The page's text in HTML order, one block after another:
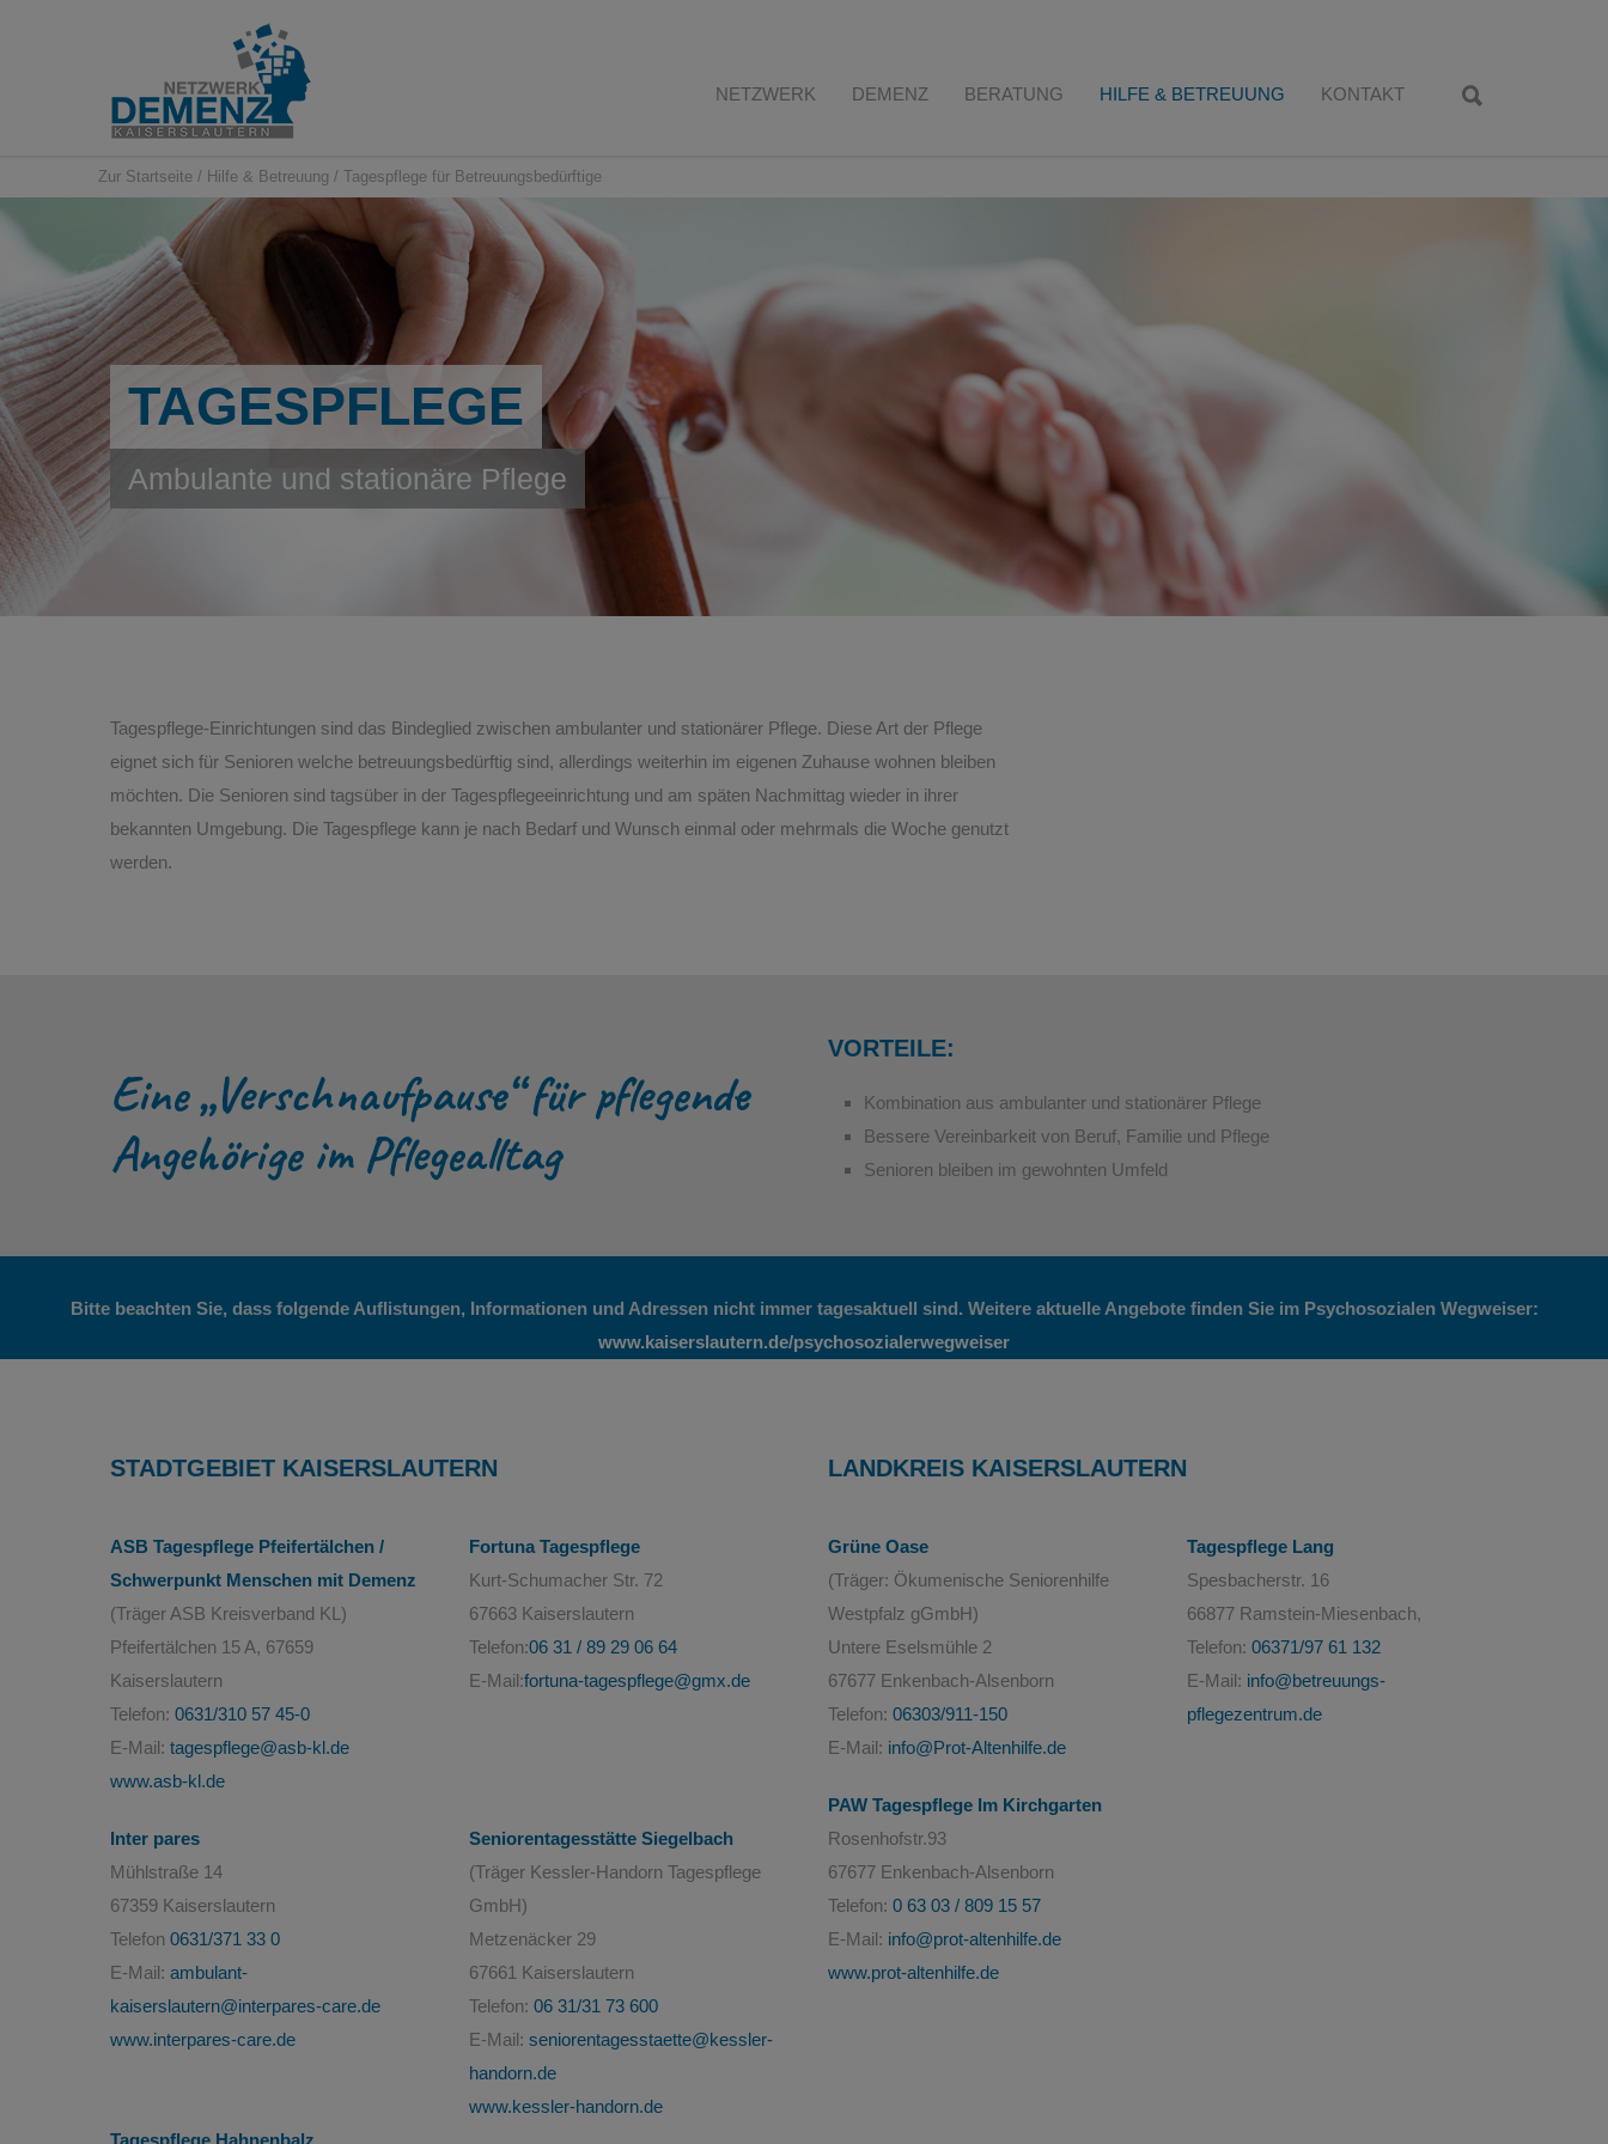
NETZWERK DEMENZ BERATUNG HILFE & BETREUUNG KONTAKT
Zur Startseite / Hilfe & Betreuung / Tagespflege für Betreuungsbedürftige
TAGESPFLEGE
Ambulante und stationäre Pflege
Tagespflege-Einrichtungen sind das Bindeglied zwischen ambulanter und stationärer Pflege. Diese Art der Pflege
eignet sich für Senioren welche betreuungsbedürftig sind, allerdings weiterhin im eigenen Zuhause wohnen bleiben
möchten. Die Senioren sind tagsüber in der Tagespflegeeinrichtung und am späten Nachmittag wieder in ihrer
bekannten Umgebung. Die Tagespflege kann je nach Bedarf und Wunsch einmal oder mehrmals die Woche genutzt
werden.
Eine „Verschnaufpause“ für pflegende
Angehörige im Pflegealltag
VORTEILE:
Kombination aus ambulanter und stationärer Pflege
Bessere Vereinbarkeit von Beruf, Familie und Pflege
Senioren bleiben im gewohnten Umfeld
Bitte beachten Sie, dass folgende Auflistungen, Informationen und Adressen nicht immer tagesaktuell sind. Weitere aktuelle Angebote finden Sie im Psychosozialen Wegweiser:
www.kaiserslautern.de/psychosozialerwegweiser
STADTGEBIET KAISERSLAUTERN
ASB Tagespflege Pfeifertälchen /
Schwerpunkt Menschen mit Demenz
(Träger ASB Kreisverband KL)
Pfeifertälchen 15 A, 67659
Kaiserslautern
Telefon: 0631/310 57 45-0
E-Mail: tagespflege@asb-kl.de
www.asb-kl.de
Fortuna Tagespflege
Kurt-Schumacher Str. 72
67663 Kaiserslautern
Telefon:06 31 / 89 29 06 64
E-Mail:fortuna-tagespflege@gmx.de
Inter pares
Mühlstraße 14
67359 Kaiserslautern
Telefon 0631/371 33 0
E-Mail: ambulant-
kaiserslautern@interpares-care.de
www.interpares-care.de
Seniorentagesstätte Siegelbach
(Träger Kessler-Handorn Tagespflege
GmbH)
Metzenäcker 29
67661 Kaiserslautern
Telefon: 06 31/31 73 600
E-Mail: seniorentagesstaette@kessler-
handorn.de
www.kessler-handorn.de
Tagespflege Hahnenbalz
LANDKREIS KAISERSLAUTERN
Grüne Oase
(Träger: Ökumenische Seniorenhilfe
Westpfalz gGmbH)
Untere Eselsmühle 2
67677 Enkenbach-Alsenborn
Telefon: 06303/911-150
E-Mail: info@Prot-Altenhilfe.de
Tagespflege Lang
Spesbacherstr. 16
66877 Ramstein-Miesenbach,
Telefon: 06371/97 61 132
E-Mail: info@betreuungs-
pflegezentrum.de
PAW Tagespflege Im Kirchgarten
Rosenhofstr.93
67677 Enkenbach-Alsenborn
Telefon: 0 63 03 / 809 15 57
E-Mail: info@prot-altenhilfe.de
www.prot-altenhilfe.de